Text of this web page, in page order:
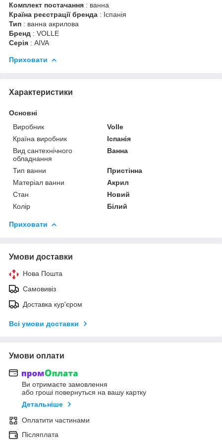
Комплект постачання : ванна
Країна реєстрації бренда : Іспанія
Тип : ванна акрилова
Бренд : VOLLE
Серія : AIVA
Приховати
Характеристики
Основні
Виробник
Volle
Країна виробник
Іспанія
Вид сантехнічного
обладнання
Ванна
Тип ванни
Пристінна
Матеріал ванни
Акрил
Стан
Новий
Колір
Білий
Приховати
Умови доставки
Нова Пошта
Самовивіз
Доставка кур'єром
Всі умови доставки
Умови оплати
Ви отримаєте замовлення
або гроші повернуться на вашу картку
Детальніше
Оплатити частинами
Післяплата